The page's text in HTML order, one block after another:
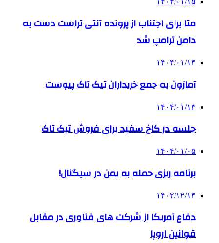
متا برای اجتناب از پرونده آنتی تراست دست به
دامن ترامپ شد
۱۴۰۴/۰۱/۱۴
آمازون به جمع خریداران تیک تاک پیوست
۱۴۰۴/۰۱/۱۳
جلسه در کاخ سفید برای فروش تیک تاک
۱۴۰۴/۰۱/۰۵
برنامه ریزی حمله به یمن در سیگنال!
۱۴۰۲/۱۲/۱۴
دفاع آمریکا از شرکت های فناوری در مقابل
قوانین اروپا